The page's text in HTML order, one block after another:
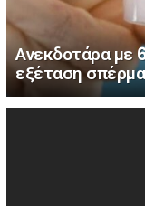
Ανεκδοτάρα με
εξέταση